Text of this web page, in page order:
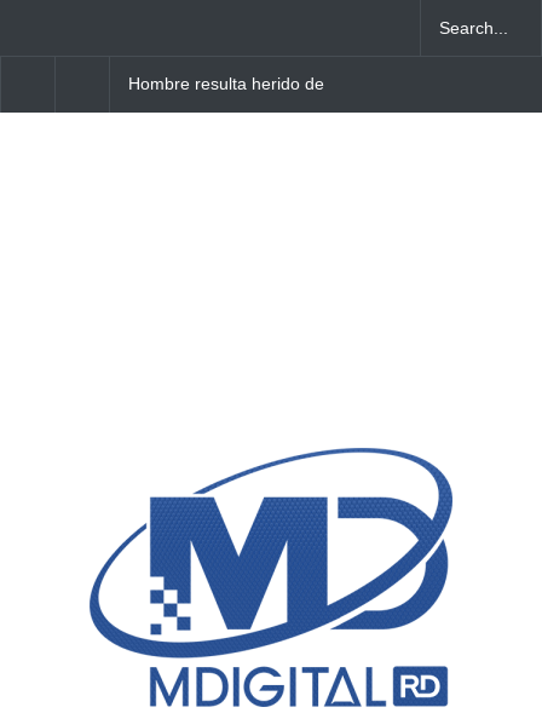
Hombre resulta herido de
de su pareja en Villa Cerro,
Turístico del Este tras